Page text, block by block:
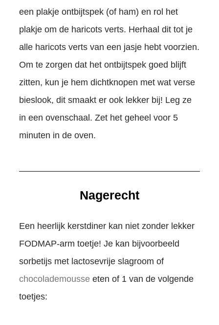
een plakje ontbijtspek (of ham) en rol het
plakje om de haricots verts. Herhaal dit tot je
alle haricots verts van een jasje hebt voorzien.
Om te zorgen dat het ontbijtspek goed blijft
zitten, kun je hem dichtknopen met wat verse
bieslook, dit smaakt er ook lekker bij! Leg ze
in een ovenschaal. Zet het geheel voor 5
minuten in de oven.
Nagerecht
Een heerlijk kerstdiner kan niet zonder lekker
FODMAP-arm toetje! Je kan bijvoorbeeld
sorbetijs met lactosevrije slagroom of
chocolademousse eten of 1 van de volgende
toetjes: